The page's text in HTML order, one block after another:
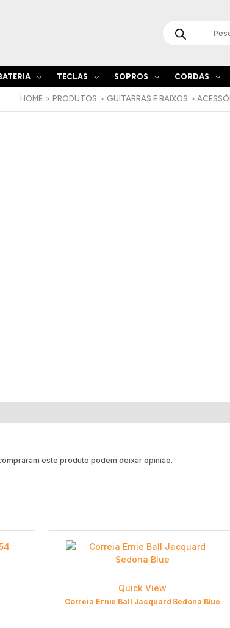
search
BATERIA TECLAS SOPROS CORDAS
HOME PRODUTOS GUITARRAS E BAIXOS
este produto podem deixar opinião.
Quick View
Correia Ernie Ball Jacquard Sedona Blue